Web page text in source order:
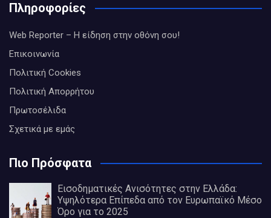
Πληροφορίες
Web Reporter – Η είδηση στην οθόνη σου!
Επικοινωνία
Πολιτική Cookies
Πολιτική Απορρήτου
Πρωτοσέλιδα
Σχετικά με εμάς
Πιο Πρόσφατα
Εισοδηματικές Ανισότητες στην Ελλάδα:
Υψηλότερα Επίπεδα από τον Ευρωπαϊκό Μέσο
Όρο για το 2025